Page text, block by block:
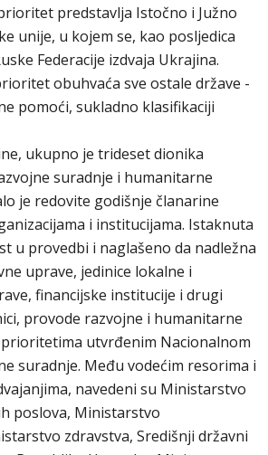
predstavlja Istočno i Južno
unije, u kojem se, kao posljedica
Federacije izdvaja Ukrajina.
obuhvaća sve ostale države -
pomoći, sukladno klasifikaciji
ukupno je trideset dionika
suradnje i humanitarne
je redovite godišnje članarine
i institucijama. Istaknuta
u provedbi i naglašeno da nadležna
uprave, jedinice lokalne i
financijske institucije i drugi
provode razvojne i humanitarne
utvrđenim Nacionalnom
suradnje. Među vodećim resorima i
navedeni su Ministarstvo
poslova, Ministarstvo
zdravstva, Središnji državni